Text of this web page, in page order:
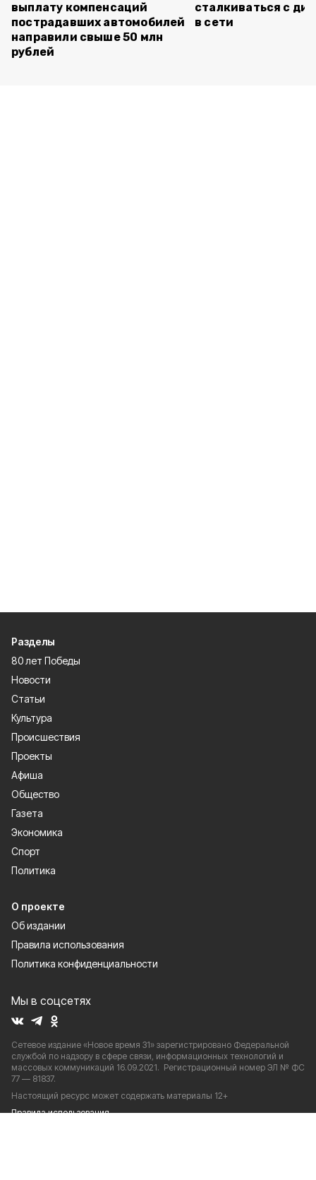
выплату компенсаций
пострадавших автомобилей
направили свыше 50 млн
рублей
сталкиваться с
в сети
Разделы
80 лет Победы
Новости
Статьи
Культура
Происшествия
Проекты
Афиша
Общество
Газета
Экономика
Спорт
Политика
О проекте
Об издании
Правила использования
Политика конфиденциальности
Мы в соцсетях
Сетевое издание «Новое время 31» зарегистрировано Федеральной
службой по надзору в сфере связи, информационных технологий и
массовых коммуникаций 16.09.2021. Регистрационный номер ЭЛ № ФС
77 — 81837.
Настоящий ресурс может содержать материалы 12+
Правила использования